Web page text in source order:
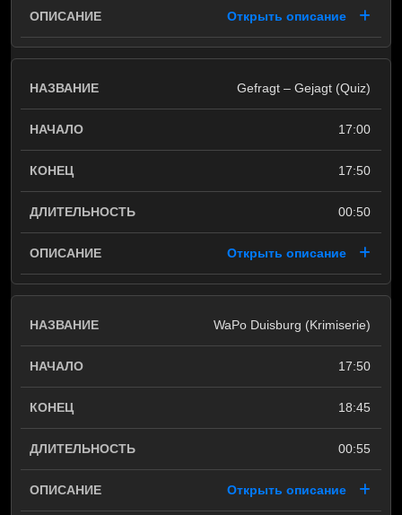
Открыть описание
Gefragt – Gejagt (Quiz)
17:00
17:50
00:50
Открыть описание
WaPo Duisburg (Krimiserie)
17:50
18:45
00:55
Открыть описание